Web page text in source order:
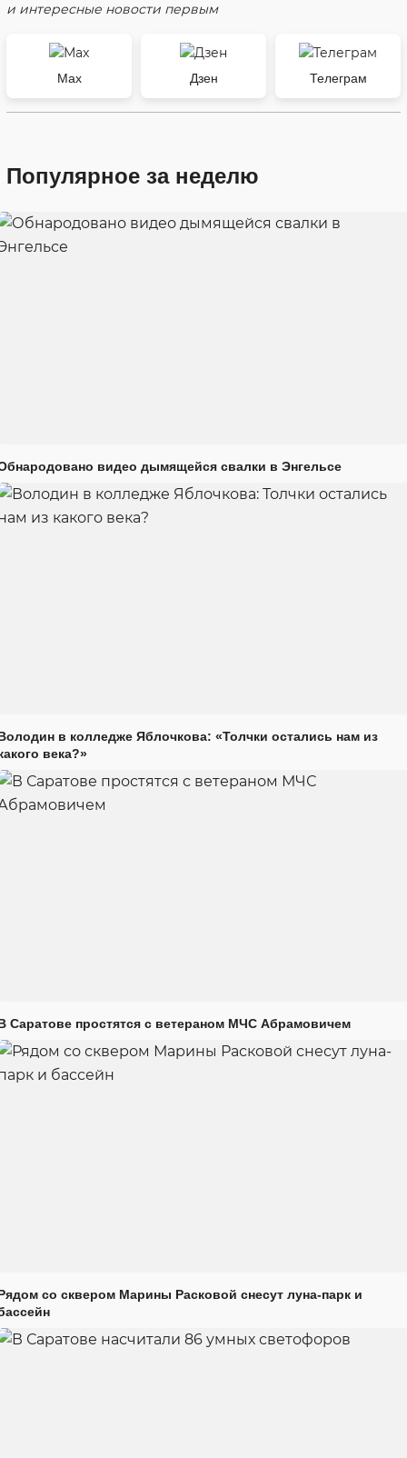
и интересные новости первым
Max Дзен Телеграм
Популярное за неделю
видео дымящейся свалки в Энгельсе
в колледже Яблочкова: «Толчки остались нам из
века?»
Саратове простятся с ветераном МЧС Абрамовичем
со сквером Марины Расковой снесут луна-парк и